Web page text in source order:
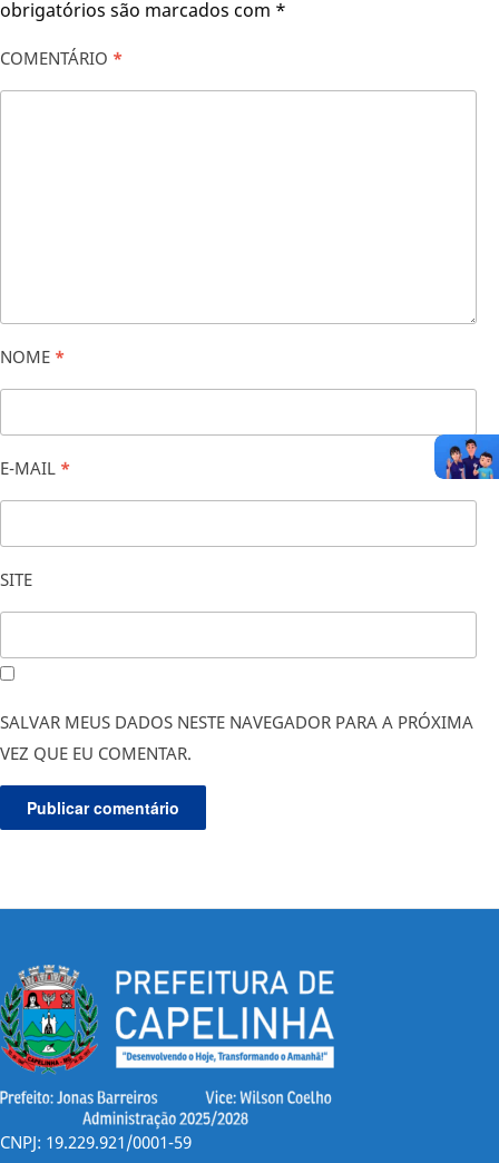
obrigatórios são marcados com *
COMENTÁRIO *
NOME *
E-MAIL *
SITE
SALVAR MEUS DADOS NESTE NAVEGADOR PARA A PRÓXIMA
VEZ QUE EU COMENTAR.
CNPJ: 19.229.921/0001-59